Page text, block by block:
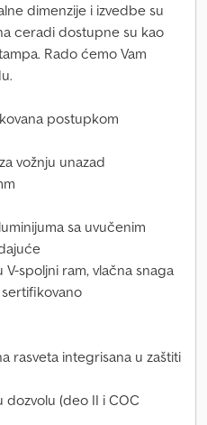
dimenzije i izvedbe su
ceradi dostupne su kao
Rado ćemo Vam
postupkom
vožnju unazad
sa uvučenim
spoljni ram, vlačna snaga
rasveta integrisana u zaštiti
(deo II i COC